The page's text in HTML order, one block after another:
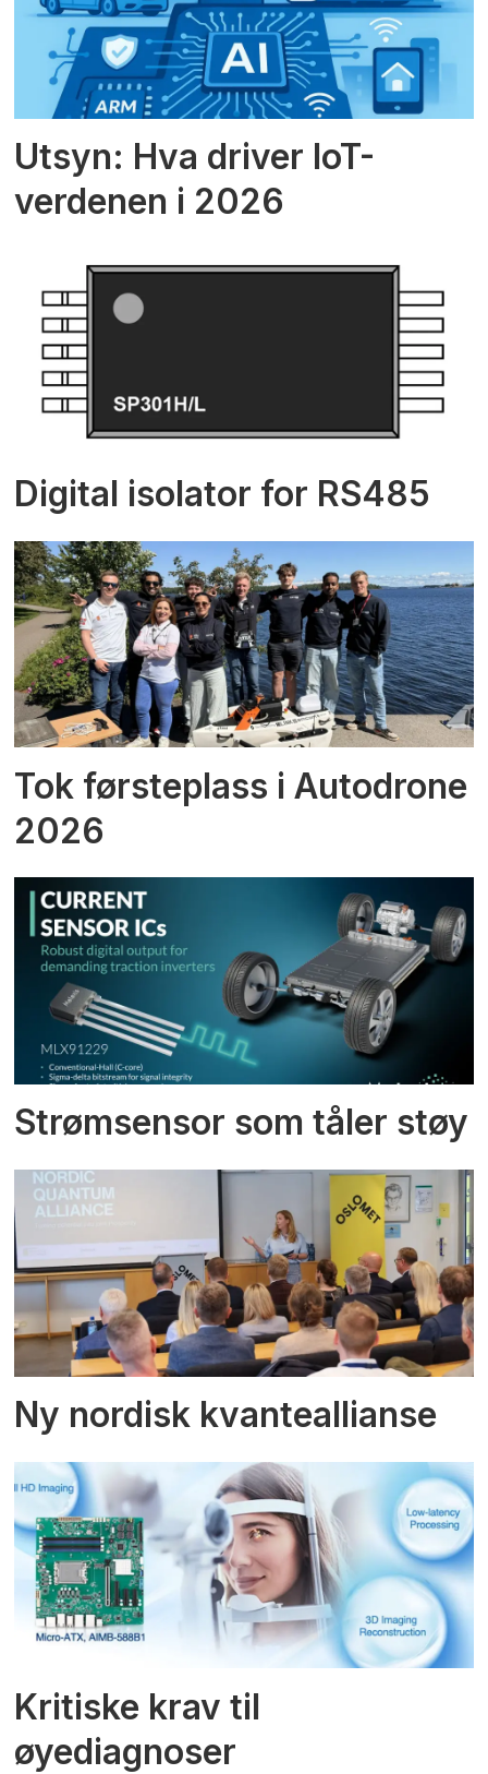
Utsyn: Hva driver IoT-
verdenen i 2026
Digital isolator for RS485
Tok førsteplass i Autodrone
2026
Strømsensor som tåler støy
Ny nordisk kvanteallianse
Kritiske krav til
øyediagnoser